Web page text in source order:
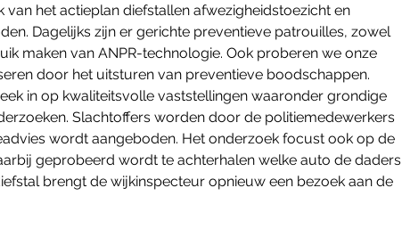
het actieplan diefstallen afwezigheidstoezicht en
Dagelijks zijn er gerichte preventieve patrouilles, zowel
maken van ANPR-technologie. Ook proberen we onze
door het uitsturen van preventieve boodschappen.
in op kwaliteitsvolle vaststellingen waaronder grondige
Slachtoffers worden door de politiemedewerkers
wordt aangeboden. Het onderzoek focust ook op de
geprobeerd wordt te achterhalen welke auto de daders
brengt de wijkinspecteur opnieuw een bezoek aan de